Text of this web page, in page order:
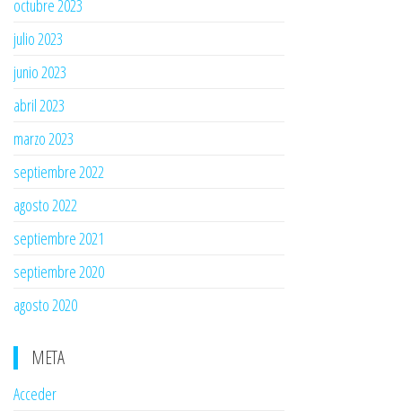
octubre 2023
julio 2023
junio 2023
abril 2023
marzo 2023
septiembre 2022
agosto 2022
septiembre 2021
septiembre 2020
agosto 2020
META
Acceder